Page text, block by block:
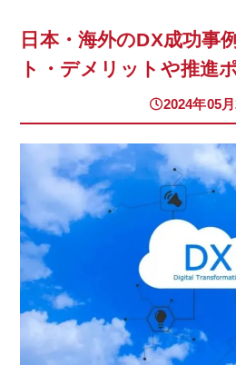
日本・海外のDX成功事
ト・デメリットや推進
2024年05月